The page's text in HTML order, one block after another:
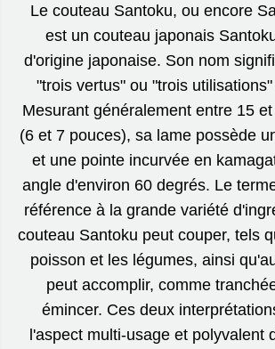
Le couteau Santoku, ou encore
est un couteau japonais
d'origine japonaise. Son nom
"trois vertus" ou "trois
Mesurant généralement entre 15
(6 et 7 pouces), sa lame possède
et une pointe incurvée en
angle d'environ 60 degrés. Le
référence à la grande variété
couteau Santoku peut couper, tels
poisson et les légumes, ainsi
peut accomplir, comme
émincer. Ces deux
l'aspect multi-usage et polyvalent